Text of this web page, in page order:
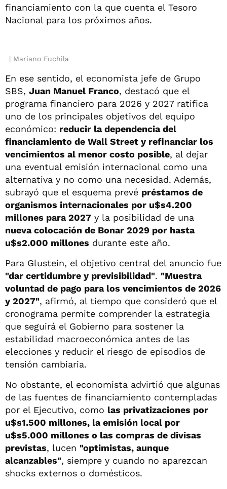
financiamiento con la que cuenta el Tesoro
Nacional para los próximos años.
Mariano Fuchila
En ese sentido, el economista jefe de Grupo
SBS, Juan Manuel Franco, destacó que el
programa financiero para 2026 y 2027 ratifica
uno de los principales objetivos del equipo
económico: reducir la dependencia del
financiamiento de Wall Street y refinanciar los
vencimientos al menor costo posible, al dejar
una eventual emisión internacional como una
alternativa y no como una necesidad. Además,
subrayó que el esquema prevé préstamos de
organismos internacionales por u$s4.200
millones para 2027 y la posibilidad de una
nueva colocación de Bonar 2029 por hasta
u$s2.000 millones durante este año.
Para Glustein, el objetivo central del anuncio fue
"dar certidumbre y previsibilidad". "Muestra
voluntad de pago para los vencimientos de 2026
y 2027", afirmó, al tiempo que consideró que el
cronograma permite comprender la estrategia
que seguirá el Gobierno para sostener la
estabilidad macroeconómica antes de las
elecciones y reducir el riesgo de episodios de
tensión cambiaria.
No obstante, el economista advirtió que algunas
de las fuentes de financiamiento contempladas
por el Ejecutivo, como las privatizaciones por
u$s1.500 millones, la emisión local por
u$s5.000 millones o las compras de divisas
previstas, lucen "optimistas, aunque
alcanzables", siempre y cuando no aparezcan
shocks externos o domésticos.